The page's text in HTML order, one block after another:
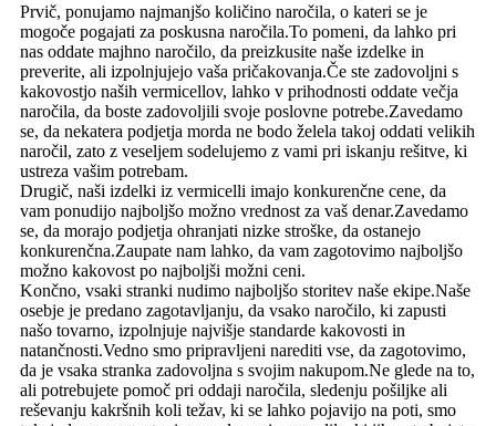
Prvič, ponujamo najmanjšo količino naročila, o kateri se je
mogoče pogajati za poskusna naročila.To pomeni, da lahko pri
nas oddate majhno naročilo, da preizkusite naše izdelke in
preverite, ali izpolnjujejo vaša pričakovanja.Če ste zadovoljni s
kakovostjo naših vermicellov, lahko v prihodnosti oddate večja
naročila, da boste zadovoljili svoje poslovne potrebe.Zavedamo
se, da nekatera podjetja morda ne bodo želela takoj oddati velikih
naročil, zato z veseljem sodelujemo z vami pri iskanju rešitve, ki
ustreza vašim potrebam.
Drugič, naši izdelki iz vermicelli imajo konkurenčne cene, da
vam ponudijo najboljšo možno vrednost za vaš denar.Zavedamo
se, da morajo podjetja ohranjati nizke stroške, da ostanejo
konkurenčna.Zaupate nam lahko, da vam zagotovimo najboljšo
možno kakovost po najboljši možni ceni.
Končno, vsaki stranki nudimo najboljšo storitev naše ekipe.Naše
osebje je predano zagotavljanju, da vsako naročilo, ki zapusti
našo tovarno, izpolnjuje najvišje standarde kakovosti in
natančnosti.Vedno smo pripravljeni narediti vse, da zagotovimo,
da je vsaka stranka zadovoljna s svojim nakupom.Ne glede na to,
ali potrebujete pomoč pri oddaji naročila, sledenju pošiljke ali
reševanju kakršnih koli težav, ki se lahko pojavijo na poti, smo